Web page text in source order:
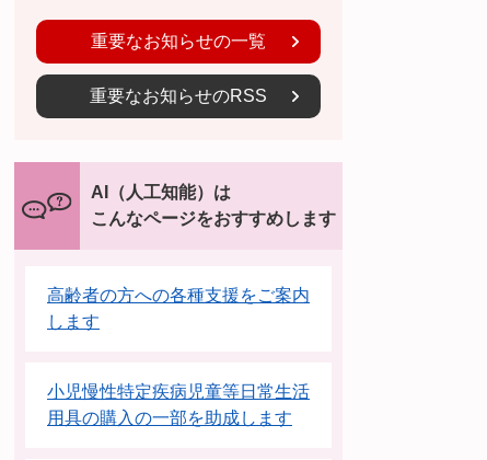
重要なお知らせの一覧
重要なお知らせのRSS
AI（人工知能）は
こんなページをおすすめします
高齢者の方への各種支援をご案内
します
小児慢性特定疾病児童等日常生活
用具の購入の一部を助成します